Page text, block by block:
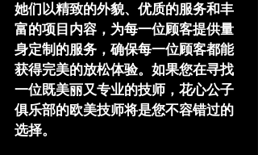
她们以精致的外貌、优质的服务和丰
富的项目内容，为每一位顾客提供量
身定制的服务，确保每一位顾客都能
获得完美的放松体验。如果您在寻找
一位既美丽又专业的技师， 花心公子
俱乐部的欧美技师将是您不容错过的
选择。